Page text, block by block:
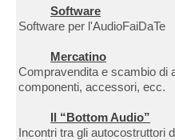
Software
Software per l'AudioFaiDaTe
Mercatino
Compravendita e scambio di
componenti, accessori, ecc.
Il “Bottom Audio”
Incontri tra gli autocostruttori